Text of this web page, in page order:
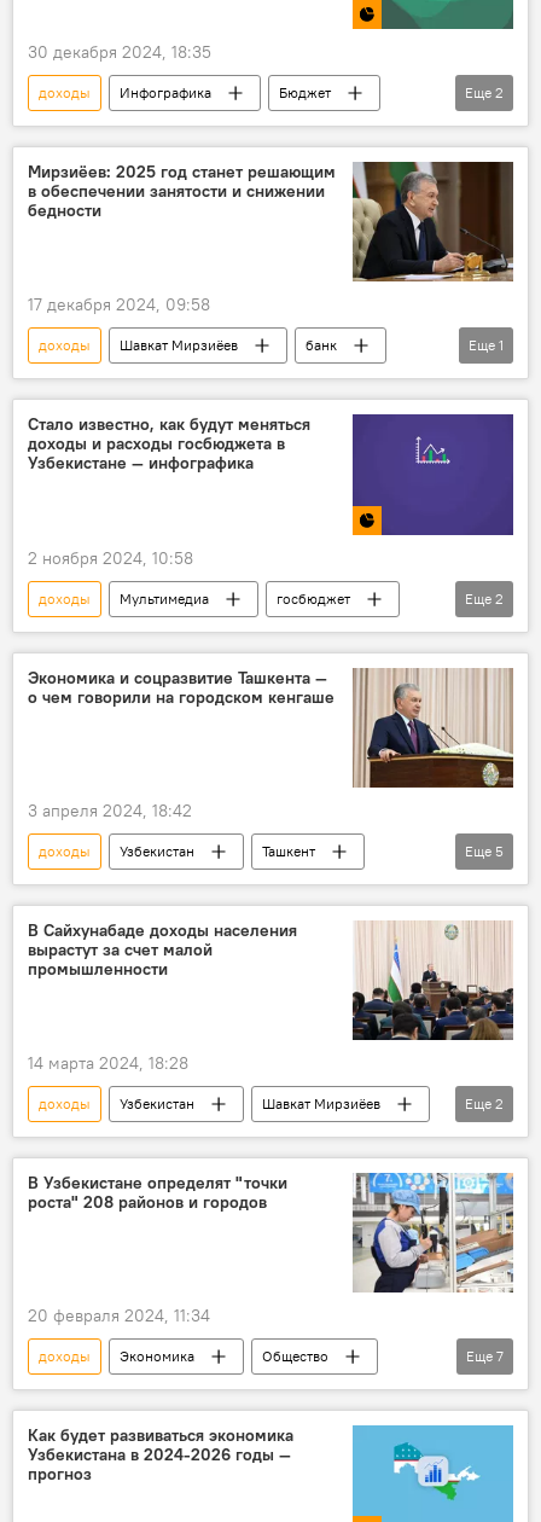
30 декабря 2024, 18:35
доходы Инфографика
Бюджет
расходы
Экономика
Еще 2
Мирзиёев: 2025 год станет решающим
в обеспечении занятости и снижении
бедности
17 декабря 2024, 09:58
доходы Шавкат Мирзиёев
банк
махалля
Еще 1
Стало известно, как будут меняться
доходы и расходы госбюджета в
Узбекистане — инфографика
2 ноября 2024, 10:58
доходы Мультимедиа
госбюджет
расходы
министерство экономики и финансов Узбекистана
Еще 2
Экономика и соцразвитие Ташкента —
о чем говорили на городском кенгаше
3 апреля 2024, 18:42
доходы Узбекистан
Ташкент
Общество
Экономика
социальное развитие
население
Еще 5
В Сайхунабаде доходы населения
вырастут за счет малой
промышленности
14 марта 2024, 18:28
доходы Узбекистан
Шавкат Мирзиёев
Экономика
Сырдарьинская область
Еще 2
В Узбекистане определят "точки
роста" 208 районов и городов
20 февраля 2024, 11:34
доходы Экономика
Общество
Узбекистан
президент Узбекистана
Шавкат Мирзиёев
население
рабочие места
Еще 7
Как будет развиваться экономика
Узбекистана в 2024-2026 годы —
прогноз